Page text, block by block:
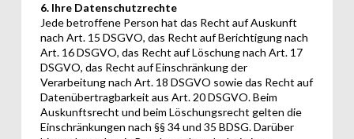
6. Ihre Datenschutzrechte
Jede betroffene Person hat das Recht auf Auskunft
nach Art. 15 DSGVO, das Recht auf Berichtigung nach
Art. 16 DSGVO, das Recht auf Löschung nach Art. 17
DSGVO, das Recht auf Einschränkung der
Verarbeitung nach Art. 18 DSGVO sowie das Recht auf
Datenübertragbarkeit aus Art. 20 DSGVO. Beim
Auskunftsrecht und beim Löschungsrecht gelten die
Einschränkungen nach §§ 34 und 35 BDSG. Darüber